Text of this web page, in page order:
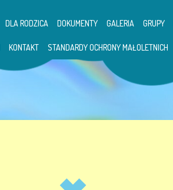
DLA RODZICA DOKUMENTY GALERIA GRUPY
KONTAKT STANDARDY OCHRONY MAŁOLETNICH